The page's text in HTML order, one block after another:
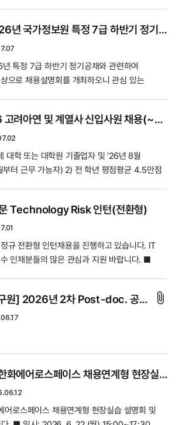
트웨어 솔루션을 개발하는 딥테크
, 세종, 제주 등 주요 도시에서 다양한 자율주행
며, 완전 무인 자율주행 기술을 개발·검증하고
및 복리후생 -성과와 역량에 따른 보상 -
무환경 -주 2회 재택근무 가능 -출퇴근 시간
존중을 기반으로 한 커뮤니케이션 문화 5. 지원
홈페이지에서 직무별 공고 확인 후 온라인 지원
rideflux.com/ -채용 홈페이지:
ko/home 6. 문의
기 바랍니다.
다. 2. 지원 기간 2026년 7월 29일(수)까지 3.
입사지원
zf_user/jobs/relay/view?
4. 전형 절차 서류전형 → 면접전형 →
[국가정보원] 2026년 국가정보원 특정 7급 하반기 정기공채 고려대 초청 채용설명회 안내
특정 7급 하반기 정기공채와 관련하여
으로 채용설명회를 개최하오니 관심 있는
서울 송파구 인근(가락시장역 인근) ※ 참석
별도 안내 ■ 신청기간 ~ 2026. 7. 9.(목)까지 ■
지(https://job.korea.ac.kr) 취업행사 →
공고 선택 → '지원하기' 클릭 ※ 자세한 내용은
[고려아연] 2026 고려아연 및 계열사 신입사원 채용(~7/3(금) 23:59까지)
학 또는 대학원 기졸업자 및 '26년 8월
터 근무 가능자) 2) 전 학년 평점평균 4.5만점
는 없음) - 해외대(영미권, 학사기준) 졸업자는
미권 외 기타 지역 해외대 졸업자는 어학 성적
/원료구매/자재구매/회계/물류(온산) 직무는
또는 OPIc IM3 이상 성적 보유자 지원 가능 -
지생산(케이지그린텍) 직무는 토익스피킹 110점
상 성적 보유자 지원 가능 4) 남자의 경우 병역필
일) 예정)→ AI역량검사 → 1차 면접(직무면접)
지 지원 (https://buly.kr/8enm5ZJ) * 지원서는
, 최종 제출 후에는 수정이 제한될 수 있으므로
검토한 후 최종 제출해 주시기 바랍니다. ** 접수
하지 않을 수 있으니 가급적 사전에 접수해
인 인적성의 경우 시험 응시용 PC 및 감독용
Technology Risk 인턴(전환형)
규 전환형 인턴채용을 진행하고 있습니다. IT
인재분들의 많은 관심과 지원 바랍니다. ■
jobs/119682) *포지션과 팀에 대한 자세한
가능합니다.
[한국표준과학연구원] 2026년 2차 Post-doc. 공개채용 attach_file
[2026년 2학기 한화에어로스페이스 채용연계형 현장실습 설명회 및 직무특강]
로스페이스 채용연계형 현장실습 설명회 및